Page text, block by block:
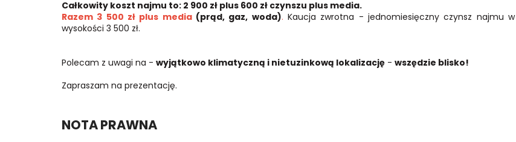
Całkowity koszt najmu to: 2 900 zł plus 600 zł czynszu plus media.
Razem 3 500 zł plus media (prąd, gaz, woda). Kaucja zwrotna - jednomiesięczny czynsz najmu w
wysokości 3 500 zł.
Polecam z uwagi na - wyjątkowo klimatyczną i nietuzinkową lokalizację - wszędzie blisko!
Zapraszam na prezentację.
NOTA PRAWNA